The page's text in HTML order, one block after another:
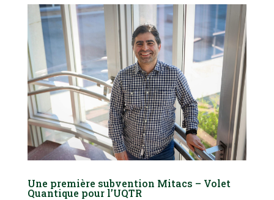
Une première subvention Mitacs – Volet
Quantique pour l’UQTR